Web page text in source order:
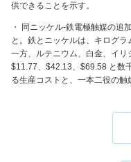
供できることを示す。
・ 同ニッケル-鉄電極触媒の追
と。鉄とニッケルは、キログ
一方、ルテニウム、白金、イ
$11.77、$42.13、$69.58 と数
る生産コストと、一本二役の触